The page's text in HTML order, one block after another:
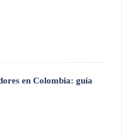
en Colombia: guía